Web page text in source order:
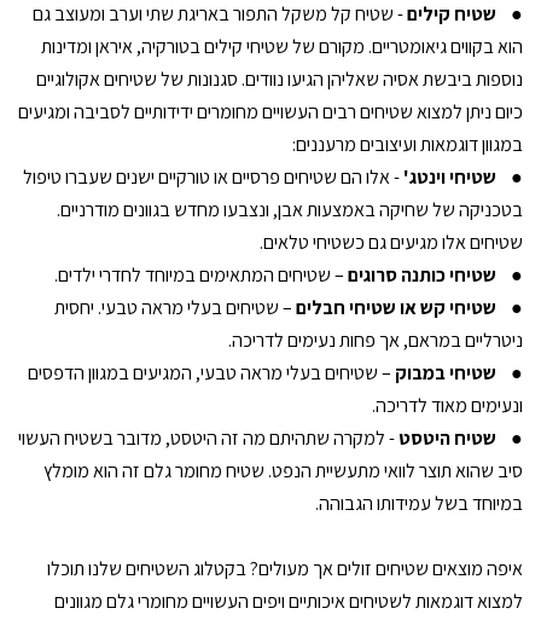
● שטיח קילים- שטיח קל משקל התפור באריגת שתי וערב ומעוצב גם
הוא בקווים גיאומטריים. מקורם של שטיחי קילים בטורקיה, איראן ומדינות
נוספות ביבשת אסיה שאליהן הגיעו נוודים. סגנונות של שטיחים אקולוגיים
כיום ניתן למצוא שטיחים רבים העשויים מחומרים ידידותיים לסביבה ומגיעים
במגוון דוגמאות ועיצובים מרעננים:
● שטיחי וינטג'- אלו הם שטיחים פרסיים או טורקיים ישנים שעברו טיפול
בטכניקה של שחיקה באמצעות אבן, ונצבעו מחדש בגוונים מודרניים.
שטיחים אלו מגיעים גם כשטיחי טלאים.
● שטיחי כותנה סרוגים– שטיחים המתאימים במיוחד לחדרי ילדים.
● שטיחי קש או שטיחי חבלים– שטיחים בעלי מראה טבעי. יחסית
ניטרליים במראם, אך פחות נעימים לדריכה.
● שטיחי במבוק – שטיחים בעלי מראה טבעי, המגיעים במגוון הדפסים
ונעימים מאוד לדריכה.
● שטיח היטסט- למקרה שתהיתם מה זה היטסט, מדובר בשטיח העשוי
סיב שהוא תוצר לוואי מתעשיית הנפט. שטיח מחומר גלם זה הוא מומלץ
במיוחד בשל עמידותו הגבוהה.
איפה מוצאים שטיחים זולים אך מעולים? בקטלוג השטיחים שלנו תוכלו
למצוא דוגמאות לשטיחים איכותיים ויפים העשויים מחומרי גלם מגוונים